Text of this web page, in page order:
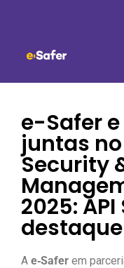
e-Safer
juntas
Security
2025:
destaque
A e‑Safer em